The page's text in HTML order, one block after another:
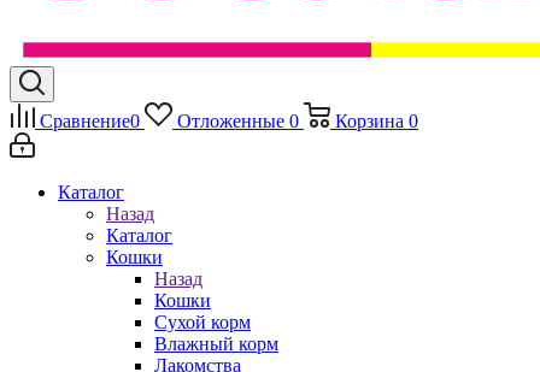
Сравнение0 Отложенные 0 Корзина 0
Каталог
Назад
Каталог
Кошки
Назад
Кошки
Сухой корм
Влажный корм
Лакомства